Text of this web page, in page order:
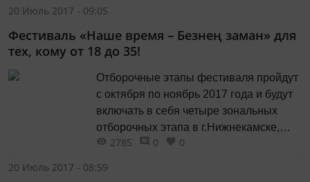
учреждений, молодые семьи, ветераны
и граждане, переселяющиеся из
«Татар-информ». Дома строятся по
самым современным стандартам.
Квартиры сдают в чистовой отделке,...
20 Июль 2017 - 09:05
Фестиваль «Наше время – Безнең заман» для
тех, кому от 18 до 35!
Отборочные этапы фестиваля пройдут
с октября по ноябрь 2017 года и будут
включать в себя четыре зональных
отборочных этапа в г.Нижнекамске,
г.Набережные Челны, г.Альметьевске и
2785 0
0
20 Июль 2017 - 08:59